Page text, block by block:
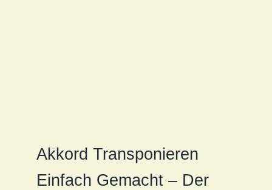
Akkord Transponieren
Einfach Gemacht – Der